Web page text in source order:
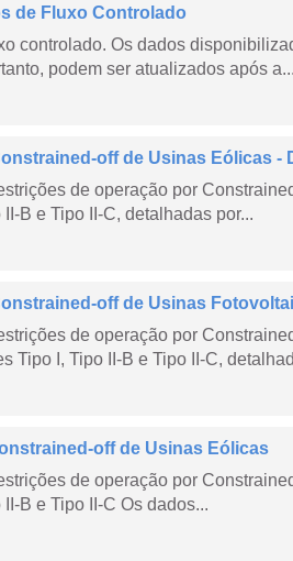
de Fluxo Controlado
controlado. Os dados
podem ser atualizados após a...
off de Usinas Eólicas -
de operação por
B e Tipo II-C, detalhadas por...
off de Usinas
de operação por
Tipo I, Tipo II-B e Tipo II-C,
off de Usinas Eólicas
de operação por
B e Tipo II-C Os dados...